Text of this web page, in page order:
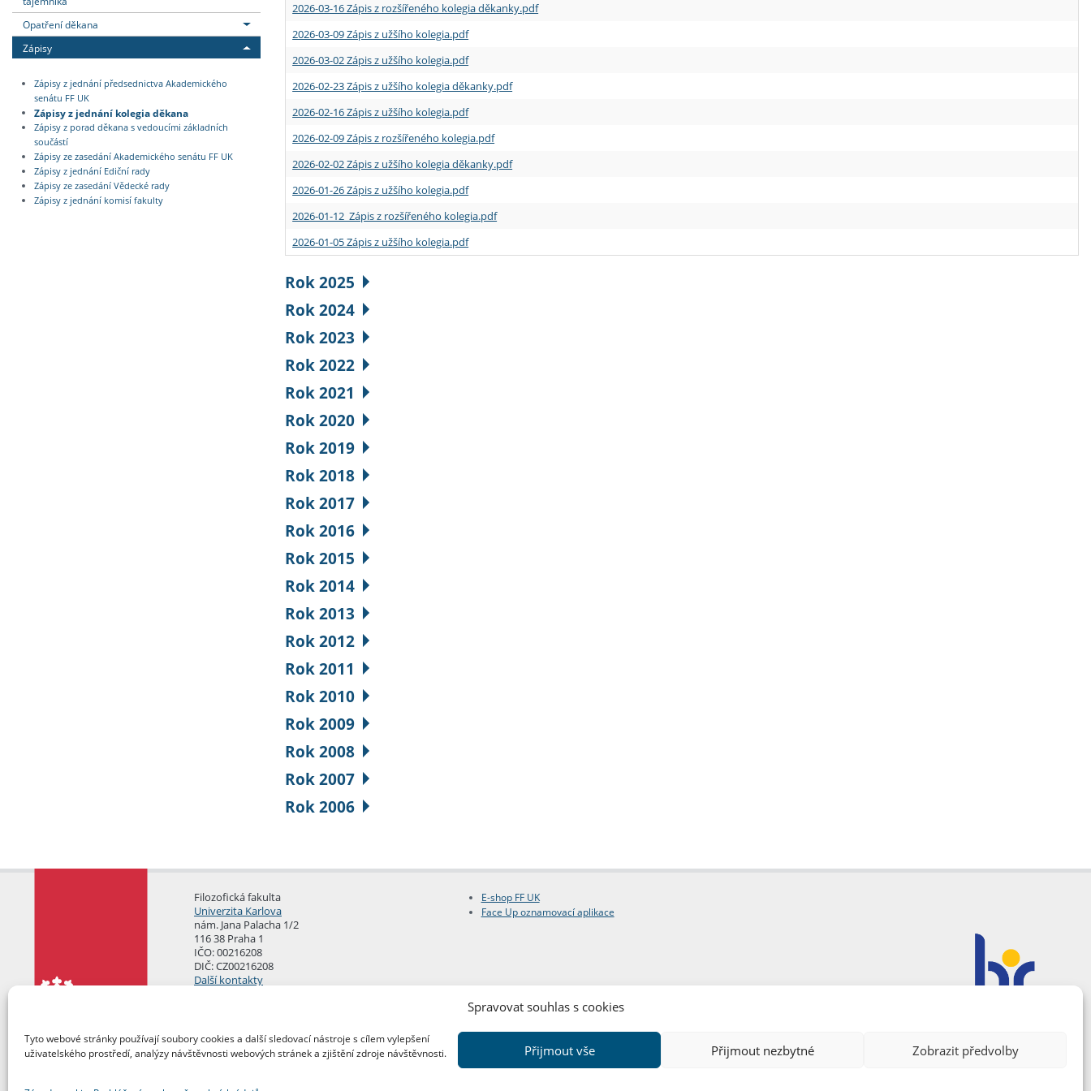
Spravovat souhlas s cookies
Tyto webové stránky používají soubory cookies a další sledovací nástroje s cílem vylepšení
uživatelského prostředí, analýzy návštěvnosti webových stránek a zjištění zdroje návštěvnosti.
Přijmout vše Přijmout nezbytné Zobrazit předvolby
Opatření děkana
Zápisy
Zápisy z jednání předsednictva Akademického
senátu FF UK
Zápisy z jednání kolegia děkana
Zápisy z porad děkana s vedoucími základních
součástí
Zápisy ze zasedání Akademického senátu FF UK
Zápisy z jednání Ediční rady
Zápisy ze zasedání Vědecké rady
Zápisy z jednání komisí fakulty
2026-03-16 Zápis z rozšířeného kolegia děkanky.pdf
2026-03-09 Zápis z užšího kolegia.pdf
2026-03-02 Zápis z užšího kolegia.pdf
2026-02-23 Zápis z užšího kolegia děkanky.pdf
2026-02-16 Zápis z užšího kolegia.pdf
2026-02-09 Zápis z rozšířeného kolegia.pdf
2026-02-02 Zápis z užšího kolegia děkanky.pdf
2026-01-26 Zápis z užšího kolegia.pdf
2026-01-12 Zápis z rozšířeného kolegia.pdf
2026-01-05 Zápis z užšího kolegia.pdf
Rok 2025
Rok 2024
Rok 2023
Rok 2022
Rok 2021
Rok 2020
Rok 2019
Rok 2018
Rok 2017
Rok 2016
Rok 2015
Rok 2014
Rok 2013
Rok 2012
Rok 2011
Rok 2010
Rok 2009
Rok 2008
Rok 2007
Rok 2006
Filozofická fakulta
Univerzita Karlova
nám. Jana Palacha 1/2
116 38 Praha 1
IČO: 00216208
DIČ: CZ00216208
Další kontakty
E-shop FF UK
Face Up oznamovací aplikace